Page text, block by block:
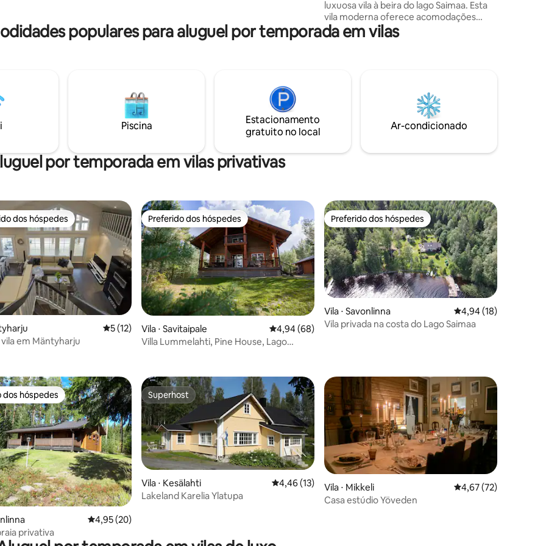
com conforto.
um barco a remo.
luxuosa vila à beira do lago Saimaa. Esta
vila moderna oferece acomodações
modernas durante todo o ano na
Finlândia. Jacuzzi, banheira de
fortalecer os princípios do
desenvolvimento sustentável e
preservação da natureza e do meio
ambiente diversificados, podemos levá-
populares para aluguel por temporada em vilas
Piscina
Estacionamento
gratuito no local
Ar-condicionado
por temporada em vilas privativas
de 5, 31 avaliações
preferidos dos hóspedes
dos hóspedes
5 de uma avaliação média de 5, 12 avaliações
5 (12)
em Mäntyharju
Preferido dos hóspedes
Preferido dos hóspedes
Vila ⋅ Savitaipale 4,94 de uma avaliação média de 5, 68 avaliações
4,94 (68)
Villa Lummelahti, Pine House, Lago
Preferido dos hóspedes
Preferido dos hóspedes
Vila ⋅ Savonlinna 4,94 de uma
4,94 (18)
Vila privada na costa do Lago Saimaa
de 5, 17 avaliações
dos hóspedes
dos hóspedes
4,95 de uma avaliação média de 5, 20 avaliações
4,95 (20)
privativa
Superhost
Superhost
Vila ⋅ Kesälahti 4,46 de uma avaliação média de 5, 13 avaliações
4,46 (13)
Lakeland Karelia Ylatupa
Vila ⋅ Mikkeli 4,67 de uma
4,67 (72)
Casa estúdio Yöveden